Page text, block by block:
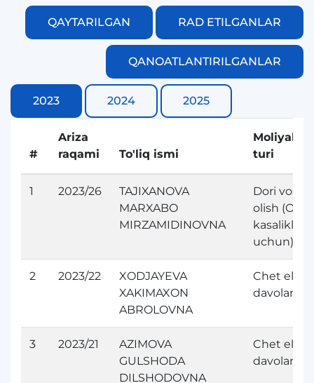
QAYTARILGAN RAD ETILGANLAR
QANOATLANTIRILGANLAR
2023 2024 2025
#
Ariza
raqami
To'liq ismi
turi
1 2023/26
TAJIXANOVA
MARXABO
MIRZAMIDINOVNA
Dori
olish
kasaliklari
uchun)
2 2023/22
XODJAYEVA
XAKIMAXON
ABROLOVNA
Chet elda
davolanish
3 2023/21
AZIMOVA
GULSHODA
DILSHODOVNA
Chet elda
davolanish